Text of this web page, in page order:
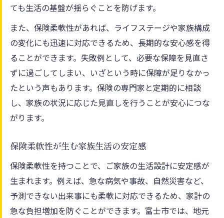
ても生活の基盤が揺らぐことを防げます。
また、保険柔軟性があれば、ライフステージや家族構成
の変化にも迅速に対応できるため、長期的な安心感を得
ることができます。失敗例として、必要な保障を見直さ
ずに過ごしてしまい、いざという時に保障が足りなかっ
たという声もあります。保険の専門家と定期的に相談
し、家族の状況に応じた見直しを行うことが安心につな
がります。
保険柔軟性が生む家族生活の安定感
保険柔軟性を持つことで、ご家族の生活設計に安定感が
生まれます。例えば、急な病気や事故、自然災害など、
予測できない出来事にも柔軟に対応できるため、家計の
急な負担増加を防ぐことができます。富士市では、地元